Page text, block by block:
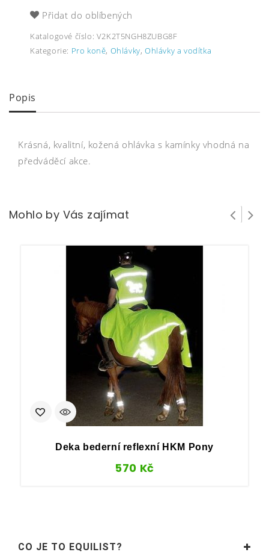
Přidat do oblíbených
Katalogové číslo: V2K2T5NGH8ZUBG8F
Kategorie: Pro koně, Ohlávky,Ohlávky a vodítka
Popis
Krásná, kvalitní, kožená ohlávka s kamínky vhodná na
předváděcí akce.
Mohlo by Vás zajímat
Deka bederní reflexní HKM Pony
570 Kč
CO JE TO EQUILIST?